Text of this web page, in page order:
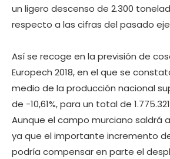
un ligero descenso de 2.300
respecto a las cifras del pasado
Así se recoge en la previsión de
Europech 2018, en el que se
medio de la producción nacional
de -10,61%, para un total de
Aunque el campo murciano saldrá
ya que el importante incremento
podría compensar en parte el